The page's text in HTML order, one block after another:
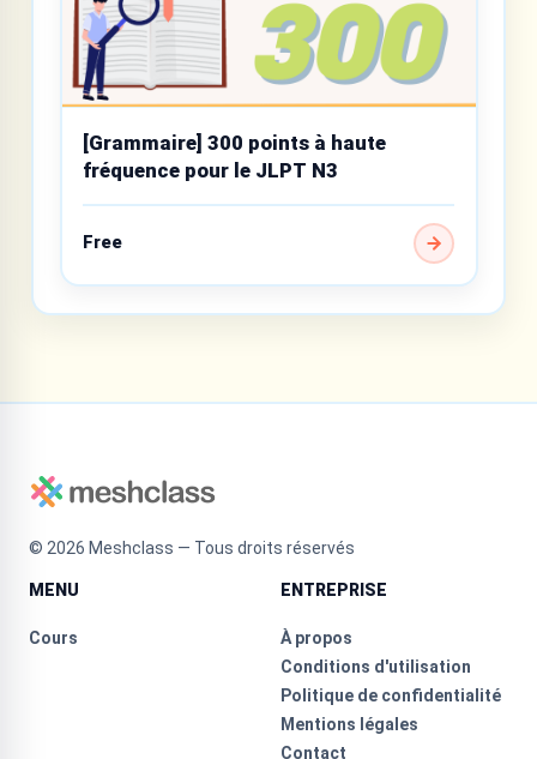
[Grammaire] 300 points à haute
fréquence pour le JLPT N3
Free
© 2026 Meshclass — Tous droits réservés
MENU
Cours
ENTREPRISE
À propos
Conditions d'utilisation
Politique de confidentialité
Mentions légales
Contact